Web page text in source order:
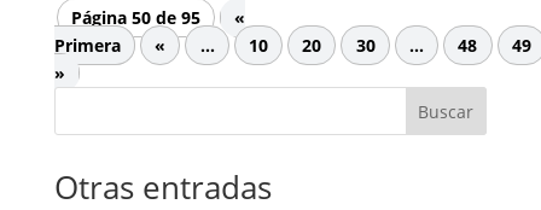
Página 50 de 95
«
Primera
« ... 10 20 30 ... 48
49
»
Buscar
Otras entradas